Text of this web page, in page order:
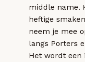
middle name.
heftige
neem je mee
langs Porters
Het wordt een